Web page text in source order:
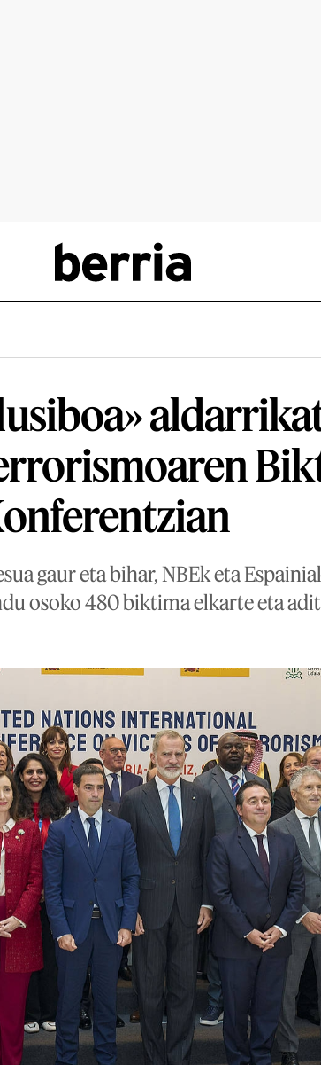
gaur eta bihar, NBEk eta
osoko 480 biktima elkarte eta